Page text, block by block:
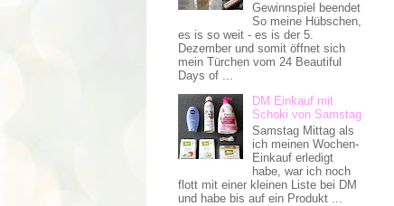
Gewinnspiel beendet
So meine Hübschen,
es is so weit - es is der 5.
Dezember und somit öffnet sich
mein Türchen vom 24 Beautiful
Days of ...
DM Einkauf mit
Schoki von Samstag
Samstag Mittag als
ich meinen Wochen-
Einkauf erledigt
habe, war ich noch
flott mit einer kleinen Liste bei DM
und habe bis auf ein Produkt ...